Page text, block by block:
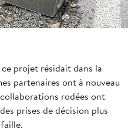
projet résidait dans la
partenaires ont à nouveau
rodées ont
prises de décision plus